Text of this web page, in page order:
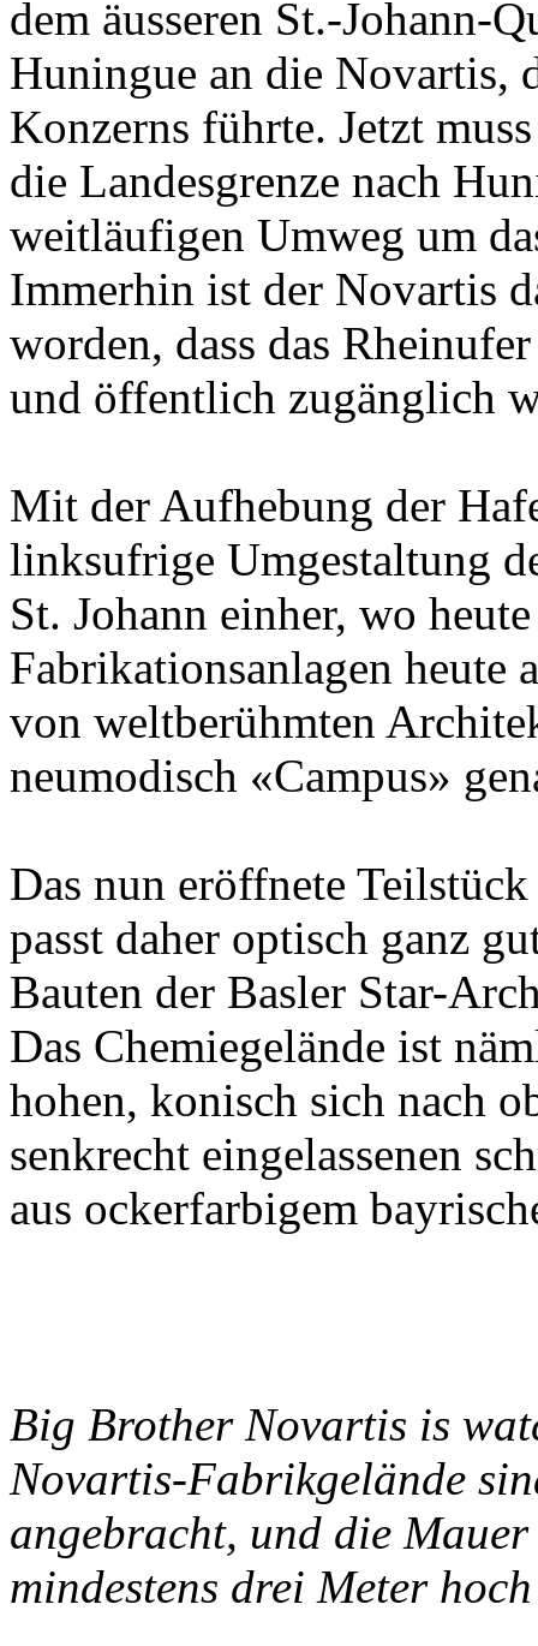
dem äusseren St.-Johann-
Huningue an die Novartis,
Konzerns führte. Jetzt
die Landesgrenze nach
weitläufigen Umweg um
Immerhin ist der Novartis
worden, dass das
und öffentlich zugänglich
Mit der Aufhebung der
linksufrige Umgestaltung
St. Johann einher, wo
Fabrikationsanlagen heute
von weltberühmten
neumodisch «Campus»
Das nun eröffnete
passt daher optisch ganz
Bauten der Basler Star-
Das Chemiegelände ist
hohen, konisch sich nach
senkrecht eingelassenen
aus ockerfarbigem
Big Brother Novartis is
Novartis-Fabrikgelände
angebracht, und die Mauer
mindestens drei Meter